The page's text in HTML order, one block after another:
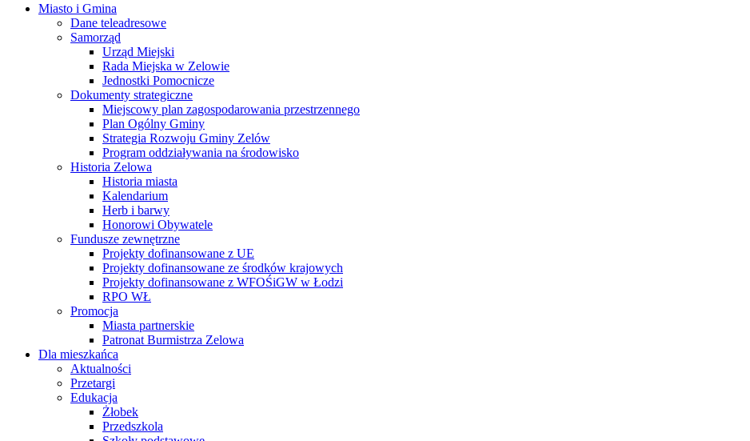
Miasto i Gmina
Dane teleadresowe
Samorząd
Urząd Miejski
Rada Miejska w Zelowie
Jednostki Pomocnicze
Dokumenty strategiczne
Miejscowy plan zagospodarowania przestrzennego
Plan Ogólny Gminy
Strategia Rozwoju Gminy Zelów
Program oddziaływania na środowisko
Historia Zelowa
Historia miasta
Kalendarium
Herb i barwy
Honorowi Obywatele
Fundusze zewnętrzne
Projekty dofinansowane z UE
Projekty dofinansowane ze środków krajowych
Projekty dofinansowane z WFOŚiGW w Łodzi
RPO WŁ
Promocja
Miasta partnerskie
Patronat Burmistrza Zelowa
Dla mieszkańca
Aktualności
Przetargi
Edukacja
Żłobek
Przedszkola